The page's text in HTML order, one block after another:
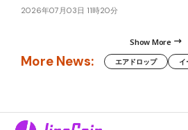
2026年07月03日 11時20分
Show More
More News: エアドロップ イ